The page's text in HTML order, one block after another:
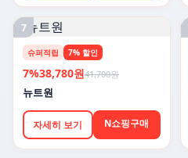
7
슈퍼적립 7% 할인
7%38,780원41,700원
뉴트원
자세히 보기 N쇼핑구매